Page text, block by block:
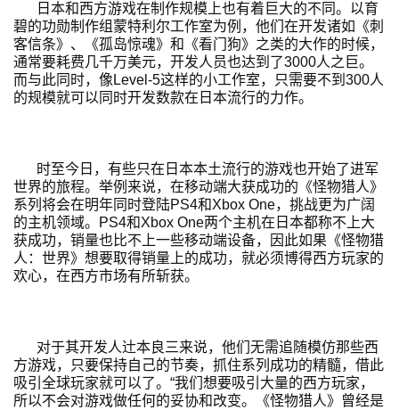
海
站
中
国
)
日本和西方游戏在制作规模上也有着巨大的不同。以育
碧的功勋制作组蒙特利尔工作室为例，他们在开发诸如《刺
客信条》、《孤岛惊魂》和《看门狗》之类的大作的时候，
通常要耗费几千万美元，开发人员也达到了3000人之巨。
而与此同时，像Level-5这样的小工作室，只需要不到300人
的规模就可以同时开发数款在日本流行的力作。
时至今日，有些只在日本本土流行的游戏也开始了进军
世界的旅程。举例来说，在移动端大获成功的《怪物猎人》
系列将会在明年同时登陆PS4和Xbox One，挑战更为广阔
的主机领域。PS4和Xbox One两个主机在日本都称不上大
获成功，销量也比不上一些移动端设备，因此如果《怪物猎
人：世界》想要取得销量上的成功，就必须博得西方玩家的
欢心，在西方市场有所斩获。
对于其开发人辻本良三来说，他们无需追随模仿那些西
方游戏，只要保持自己的节奏，抓住系列成功的精髓，借此
吸引全球玩家就可以了。“我们想要吸引大量的西方玩家，
所以不会对游戏做任何的妥协和改变。《怪物猎人》曾经是